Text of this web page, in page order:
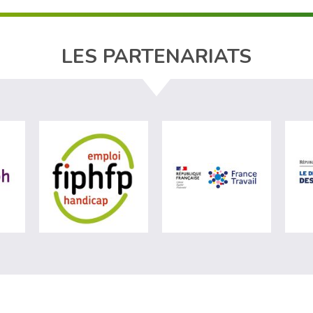
LES PARTENARIATS
du travail (nouvelle fenêtre)
visiter les site de Agefiph (nouvelle fenêtre)visiter les site de Fiphfp (nouvellevisiter les